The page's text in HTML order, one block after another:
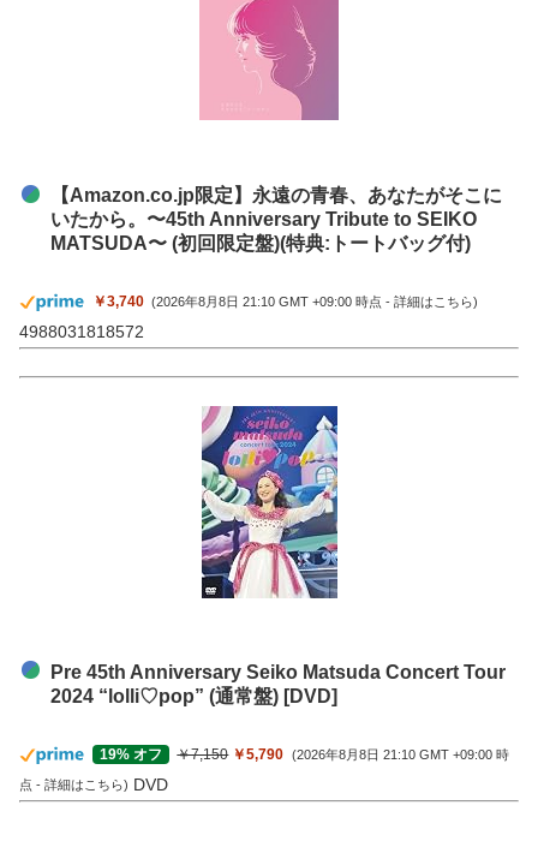
【Amazon.co.jp限定】永遠の青春、あなたがそこに
いたから。〜45th Anniversary Tribute to SEIKO
MATSUDA〜 (初回限定盤)(特典:トートバッグ付)
￥3,740 (2026年8月8日 21:10 GMT +09:00 時点 -詳細はこちら)
4988031818572
Pre 45th Anniversary Seiko Matsuda Concert Tour
2024 “lolli♡pop” (通常盤) [DVD]
19% オフ ￥7,150 ￥5,790 (2026年8月8日 21:10 GMT +09:00 時
点 - 詳細はこちら) DVD